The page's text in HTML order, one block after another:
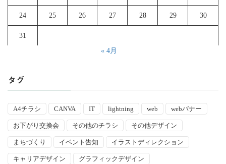
24 25 26 27 28 29 30
31
« 4月
タグ
A4チラシ CANVA IT lightning web webバナー
お下がり交換会 その他のチラシ その他デザイン
まちづくり イベント告知 イラストディレクション
キャリアデザイン グラフィックデザイン